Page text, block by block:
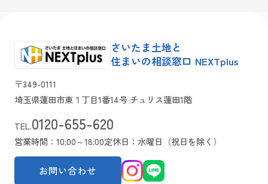
さいたま土地と
住まいの相談窓口 NEXTplus
〒349-0111
埼玉県蓮田市東１丁目1番14号 チュリス蓮田1階
TEL.0120-655-620
営業時間：10:00～18:00定休日：水曜日（祝日を除く）
お問い合わせ